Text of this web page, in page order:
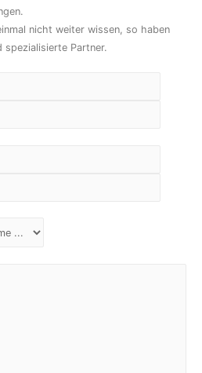
nicht weiter wissen, so haben
Partner.